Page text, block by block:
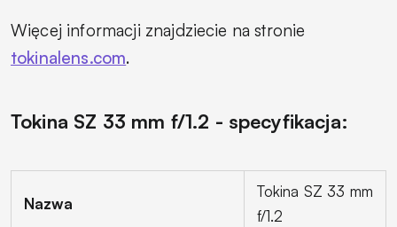
Więcej informacji znajdziecie na stronie
tokinalens.com.
Tokina SZ 33 mm f/1.2 - specyfikacja:
Nazwa
Tokina SZ 33 mm
f/1.2